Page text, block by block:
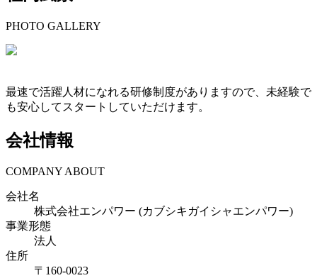
PHOTO GALLERY
最速で活躍人材になれる研修制度がありますので、未経験で
も安心してスタートしていただけます。
会社情報
COMPANY ABOUT
会社名
株式会社エンパワー (カブシキガイシャエンパワー)
事業形態
法人
住所
〒 160-0023